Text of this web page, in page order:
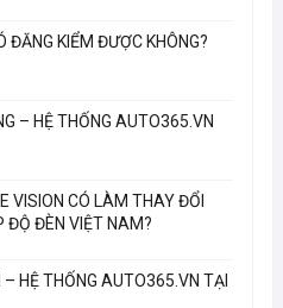
ĐĂNG KIỂM ĐƯỢC KHÔNG?
– HỆ THỐNG AUTO365.VN
VISION CÓ LÀM THAY ĐỔI
ĐỘ ĐÈN VIỆT NAM?
HỆ THỐNG AUTO365.VN TẠI